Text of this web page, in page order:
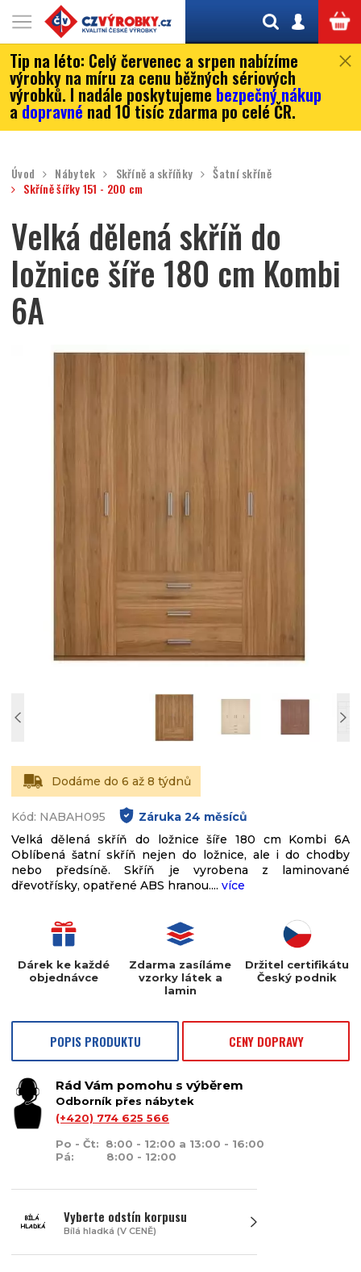
Tip na léto: Celý červenec a srpen nabízíme
výrobky na míru za cenu běžných sériových
výrobků. I nadále poskytujeme bezpečný nákup
adopravné nad 10 tisíc zdarma po celé ČR.
Úvod Nábytek Skříně a skříňky
Šatní skříně
Skříně šířky 151 - 200 cm
Velká dělená skříň do
ložnice šíře 180 cm Kombi
6A
Dodáme do 6 až 8 týdnů
Kód: NABAH095 Záruka 24 měsíců
Velká dělená skříň do ložnice šíře 180 cm Kombi 6A
Oblíbená šatní skříň nejen do ložnice, ale i do chodby
nebo předsíně. Skříň je vyrobena z laminované
dřevotřísky, opatřené ABS hranou.... více
Dárek ke každé
objednávce
Zdarma zasíláme
vzorky látek a
lamin
Držitel certifikátu
Český podnik
POPIS PRODUKTU CENY DOPRAVY
Rád Vám pomohu s výběrem
Odborník přes nábytek
(+420) 774 625 566
Po - Čt: 8:00 - 12:00 a 13:00 - 16:00
Pá: 8:00 - 12:00
Vyberte odstín korpusu
Bílá hladká (V CENĚ)